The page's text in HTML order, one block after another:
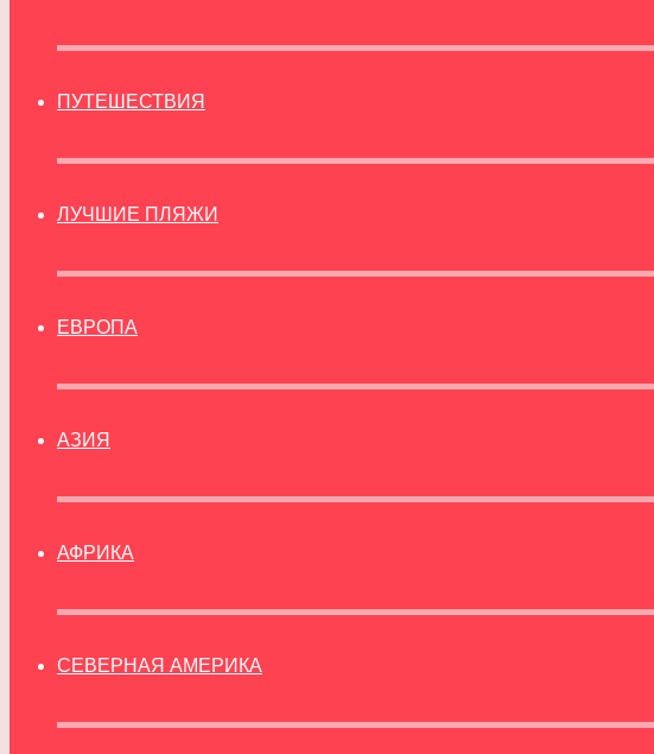
ПУТЕШЕСТВИЯ
ЛУЧШИЕ ПЛЯЖИ
ЕВРОПА
АЗИЯ
АФРИКА
СЕВЕРНАЯ АМЕРИКА